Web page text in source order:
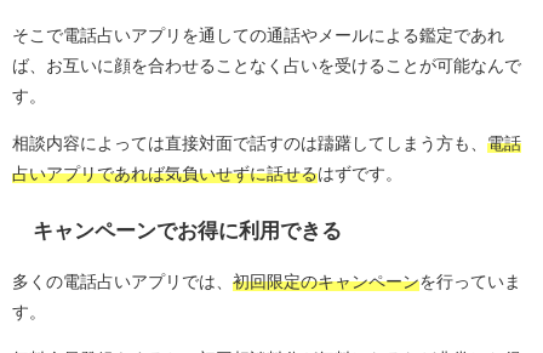
そこで電話占いアプリを通しての通話やメールによる鑑定であれ
ば、お互いに顔を合わせることなく占いを受けることが可能なんで
す。
相談内容によっては直接対面で話すのは躊躇してしまう方も、 電話
占いアプリであれば気負いせずに話せるはずです。
キャンペーンでお得に利用できる
多くの電話占いアプリでは、 初回限定のキャンペーンを行っていま
す。